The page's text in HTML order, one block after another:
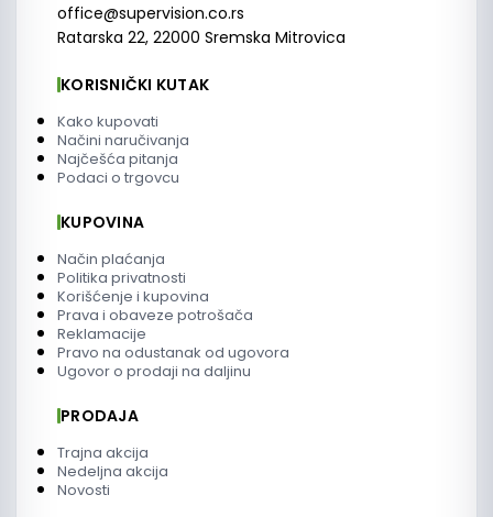
office@supervision.co.rs
Ratarska 22, 22000 Sremska Mitrovica
KORISNIČKI KUTAK
Kako kupovati
Načini naručivanja
Najčešća pitanja
Podaci o trgovcu
KUPOVINA
Način plaćanja
Politika privatnosti
Korišćenje i kupovina
Prava i obaveze potrošača
Reklamacije
Pravo na odustanak od ugovora
Ugovor o prodaji na daljinu
PRODAJA
Trajna akcija
Nedeljna akcija
Novosti